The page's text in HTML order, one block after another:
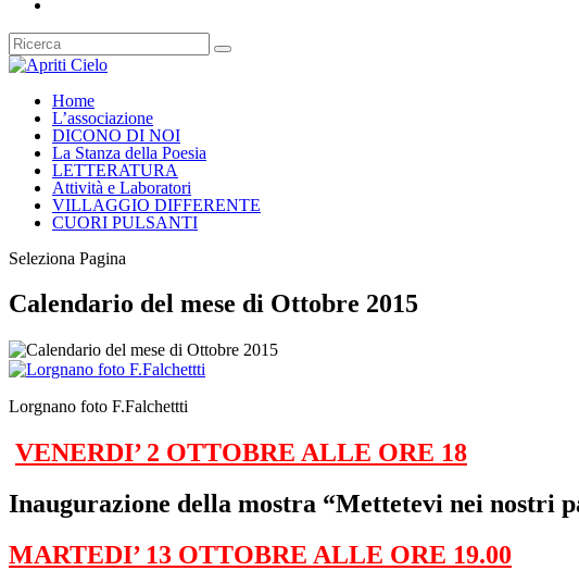
Home
L’associazione
DICONO DI NOI
La Stanza della Poesia
LETTERATURA
Attività e Laboratori
VILLAGGIO DIFFERENTE
CUORI PULSANTI
Seleziona Pagina
Calendario del mese di Ottobre 2015
Lorgnano foto F.Falchettti
VENERDI’ 2 OTTOBRE ALLE ORE 18
Inaugurazione della mostra “Mettetevi nei nostri
MARTEDI’ 13 OTTOBRE ALLE ORE 19.00